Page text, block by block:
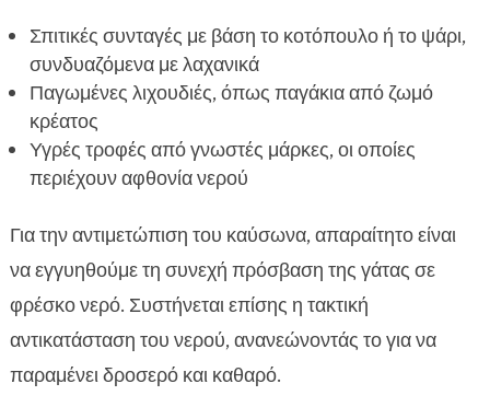
Σπιτικές συνταγές με βάση το κοτόπουλο ή το ψάρι,
συνδυαζόμενα με λαχανικά
Παγωμένες λιχουδιές, όπως παγάκια από ζωμό
κρέατος
Υγρές τροφές από γνωστές μάρκες, οι οποίες
περιέχουν αφθονία νερού
Για την αντιμετώπιση του καύσωνα, απαραίτητο είναι
να εγγυηθούμε τη συνεχή πρόσβαση της γάτας σε
φρέσκο νερό. Συστήνεται επίσης η τακτική
αντικατάσταση του νερού, ανανεώνοντάς το για να
παραμένει δροσερό και καθαρό.